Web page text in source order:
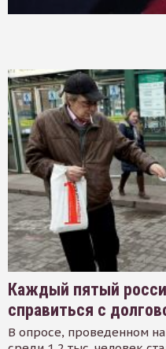
Каждый пятый
справиться с
В опросе, проведенном